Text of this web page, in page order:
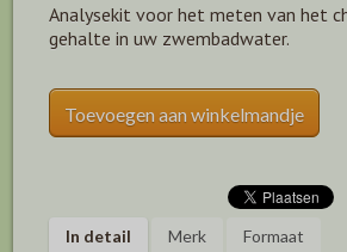
Analysekit voor het meten van het
gehalte in uw zwembadwater.
Toevoegen aan winkelmandje
In detail Merk
Formaat